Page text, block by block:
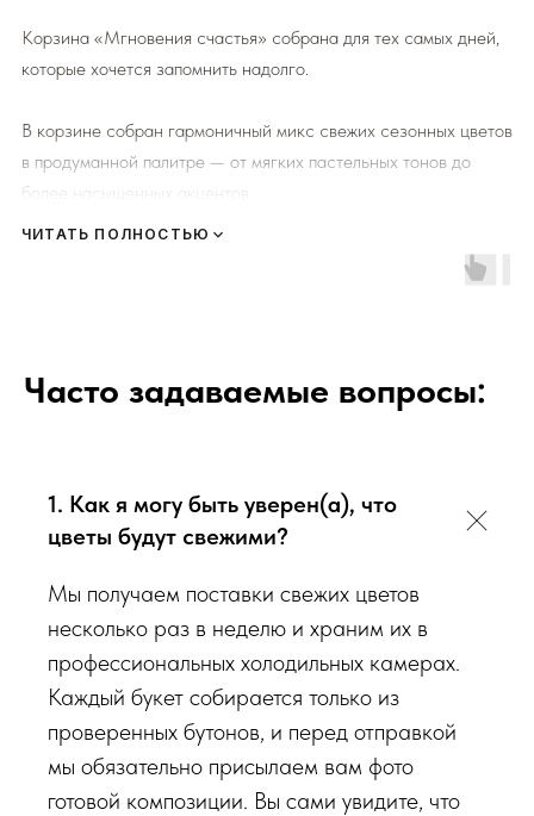
Корзина «Мгновения счастья» собрана для тех самых дней,
которые хочется запомнить надолго.
В корзине собран гармоничный микс свежих сезонных цветов
в продуманной палитре — от мягких пастельных тонов до
более насыщенных акцентов.
Композиция строится вокруг крупных фактурных бутонов,
дополненных эустомой, хризантемами, декоративной зеленью
Корзина смотрится объёмно со всех сторон, её удобно
поставить в центре стола, на ресепшн или в уютной гостиной
Каждую композицию мы собираем вручную в Севастополе,
используя только свежие цветы дня и надёжную
ЧИТАТЬ ПОЛНОСТЬЮ
Часто задаваемые вопросы:
1. Как я могу быть уверен(а), что
цветы будут свежими?
Мы получаем поставки свежих цветов
несколько раз в неделю и храним их в
профессиональных холодильных камерах.
Каждый букет собирается только из
проверенных бутонов, и перед отправкой
мы обязательно присылаем вам фото
готовой композиции. Вы сами увидите, что